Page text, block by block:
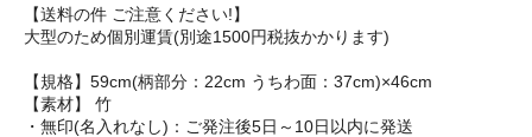
【送料の件 ご注意ください!】
大型のため個別運賃(別途1500円税抜かかります)
【規格】59cm(柄部分：22cm うちわ面：37cm)×46cm
【素材】 竹
・無印(名入れなし)：ご発注後5日～10日以内に発送